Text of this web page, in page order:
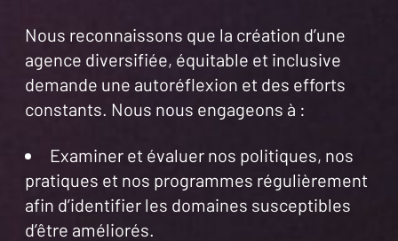
Nous reconnaissons que la création d’une
agence diversifiée, équitable et inclusive
demande une autoréflexion et des efforts
constants. Nous nous engageons à :
Examiner et évaluer nos politiques, nos
pratiques et nos programmes régulièrement
afin d’identifier les domaines susceptibles
d’être améliorés.